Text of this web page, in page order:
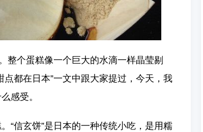
整个蛋糕像一个巨大的水滴一样晶莹剔
都在日本”一文中跟大家提过，今天，我
感受。
“信玄饼”是日本的一种传统小吃，是用糯